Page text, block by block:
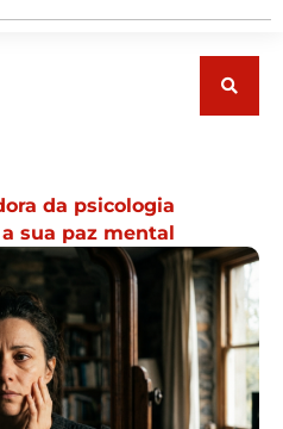
da psicologia
sua paz mental